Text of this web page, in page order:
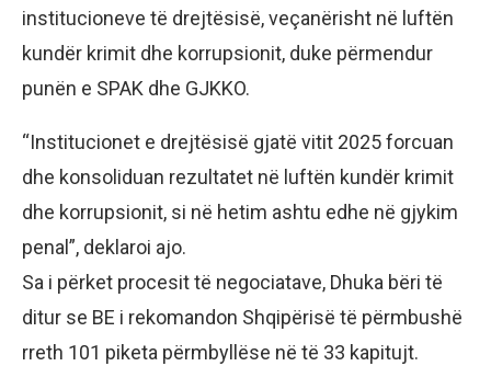
institucioneve të drejtësisë, veçanërisht në luftën
kundër krimit dhe korrupsionit, duke përmendur
punën e SPAK dhe GJKKO.
“Institucionet e drejtësisë gjatë vitit 2025 forcuan
dhe konsoliduan rezultatet në luftën kundër krimit
dhe korrupsionit, si në hetim ashtu edhe në gjykim
penal”, deklaroi ajo.
Sa i përket procesit të negociatave, Dhuka bëri të
ditur se BE i rekomandon Shqipërisë të përmbushë
rreth 101 piketa përmbyllëse në të 33 kapitujt.